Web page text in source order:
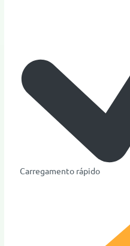
Carregamento rápido